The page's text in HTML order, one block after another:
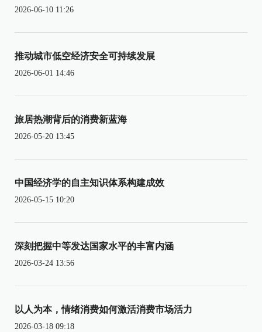
2026-06-10 11:26
推动城市低空经济安全可持续发展
2026-06-01 14:46
旅居热潮背后的消费新蓝海
2026-05-20 13:45
中国经济学的自主知识体系构建成效
2026-05-15 10:20
深刻把握中等发达国家水平的丰富内涵
2026-03-24 13:56
以人为本，情绪消费如何激活消费市场活力
2026-03-18 09:18